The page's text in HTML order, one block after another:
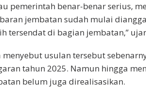
pemerintah benar-benar serius,
jembatan sudah mulai
tersendat di bagian jembatan,”
menyebut usulan tersebut
tahun 2025. Namun hingga
belum juga direalisasikan.